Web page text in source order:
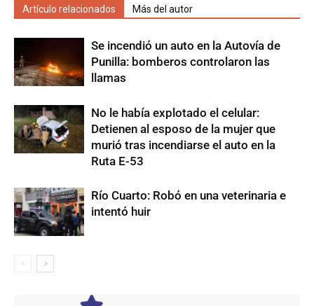
Artículo relacionados Más del autor
Se incendió un auto en la Autovía de
Punilla: bomberos controlaron las
llamas
No le había explotado el celular:
Detienen al esposo de la mujer que
murió tras incendiarse el auto en la
Ruta E-53
Río Cuarto: Robó en una veterinaria e
intentó huir